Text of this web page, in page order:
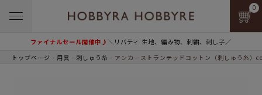
ファイナルセール開催中♪＼リバティ 生地、編み物、刺繍、刺し子／
0
トップページ 用具 刺しゅう糸 アンカーストランテッドコットン（刺しゅう糸）